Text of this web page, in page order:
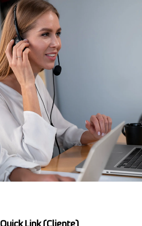
Quick Link (Cliente)